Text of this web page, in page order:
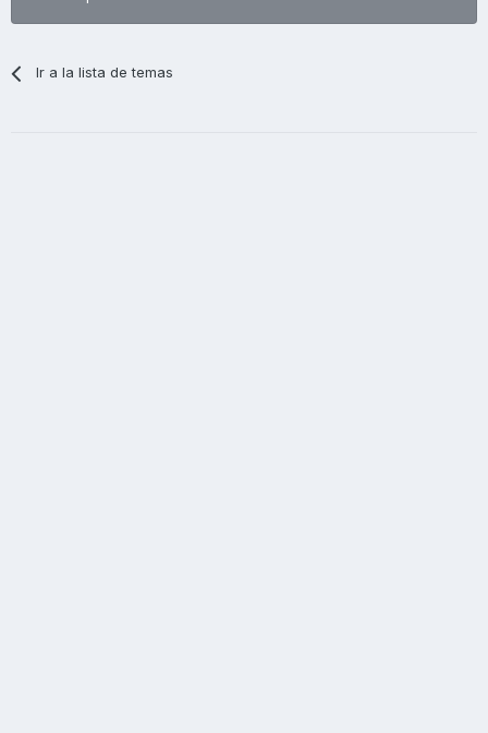
Ir a la lista de temas